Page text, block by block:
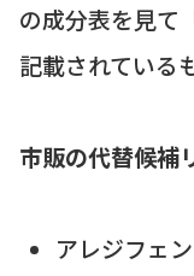
の成分表を見て
記載されている
市販の代替候補
アレジフェ